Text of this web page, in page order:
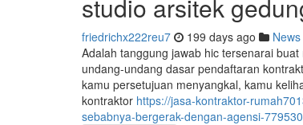
studio arsitek
friedrichx222reu7 199 days ago News
Adalah tanggung jawab hic tersenarai
undang-undang dasar pendaftaran
kamu persetujuan menyangkal, kamu
kontraktor https://jasa-kontraktor-
sebabnya-bergerak-dengan-agensi-